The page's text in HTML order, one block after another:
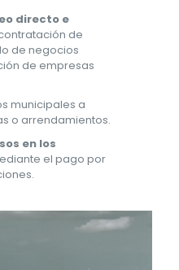
directo e
de
de negocios
de empresas
municipales a
o arrendamientos.
en los
el pago por